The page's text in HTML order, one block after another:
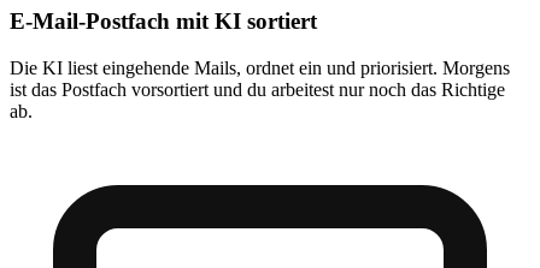
E-Mail-Postfach mit KI sortiert
Die KI liest eingehende Mails, ordnet ein und priorisiert. Morgens
ist das Postfach vorsortiert und du arbeitest nur noch das Richtige
ab.